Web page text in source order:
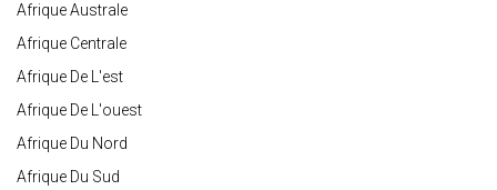
Afrique Australe
Afrique Centrale
Afrique De L'est
Afrique De L'ouest
Afrique Du Nord
Afrique Du Sud